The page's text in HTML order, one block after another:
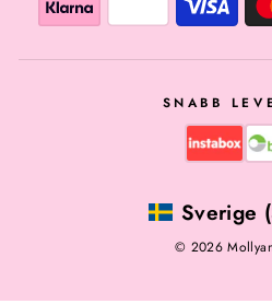
SNABB
Sverige
© 2026